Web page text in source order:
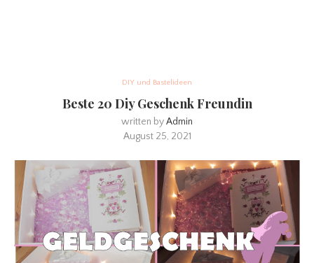
DIY und Bastelideen
Beste 20 Diy Geschenk Freundin
written byAdmin
August 25, 2021